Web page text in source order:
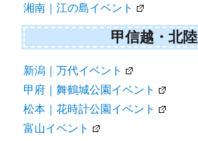
湘南｜江の島イベント
甲信越・北陸
新潟｜万代イベント
甲府｜舞鶴城公園イベント
松本｜花時計公園イベント
富山イベント